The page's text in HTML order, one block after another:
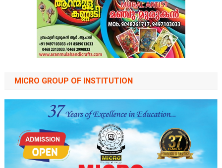
MICRO GROUP OF INSTITUTION